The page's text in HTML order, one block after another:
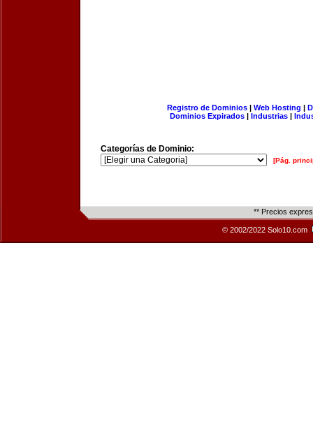
Registro de Dominios| Web Hosting |
Dominios Expirados | Industrias |
Categorías de Dominio:
[Pág.
** Precios
© 2002/2022 Solo10.com